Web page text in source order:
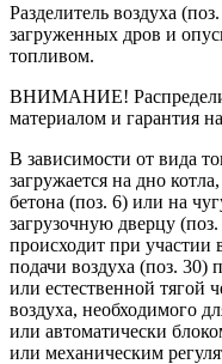
Разделитель воздуха
загруженных дров и
топливом.
ВНИМАНИЕ!
материалом и гарантия
В зависимости от вида
загружается на дно
бетона (поз. 6) или на
загрузочную дверцу
происходит при участии
подачи воздуха (поз. 30)
или естественной тягой
воздуха, необходимого
или автоматически
или механическим